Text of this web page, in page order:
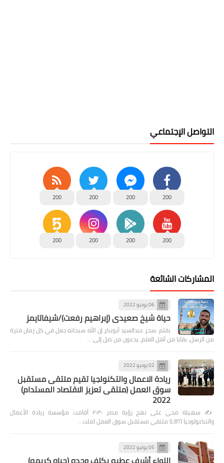
التواصل الإجتماعي
200
200
200
200
200
200
200
200
المشاركات الشائعة
06 يونيو 2022
حياة شيخ صعيدى (إبراهيم رفعت)/شيفاتايمز
بقلم :سحر عبدالسيد أبوبكر إن الله سبحانه جعل في كل زمان فترة
من الرسل، بقايا من أهل العلم، يدعون من ضل إلى …
02 يونيو 2022
ريادة الاعمال والتكنولجيا تقيم ملتقى مستقبل
سوق العمل (ملتقى تعزيز الاقتصاد المستدام)
2022
✍️ سهيلة محي على نهج رؤية مصر ٢٠٣٠ أقامت مؤسسة ريادة الأعمال
والتكنولوجيا (LBT) ملتقى مستقبل سوق العمل (ملت…
05 يوليو 2022